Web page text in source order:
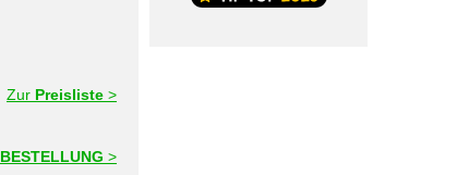
Zur Preisliste >
BESTELLUNG >